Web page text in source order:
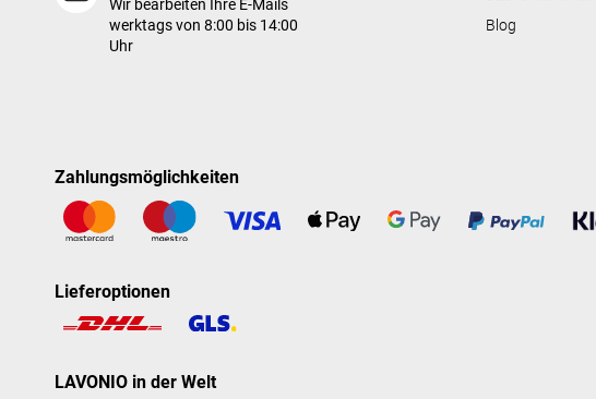
Wir bearbeiten Ihre E-Mails
werktags von 8:00 bis 14:00
Uhr
Blog
Zahlungsmöglichkeiten
Lieferoptionen
LAVONIO in der Welt